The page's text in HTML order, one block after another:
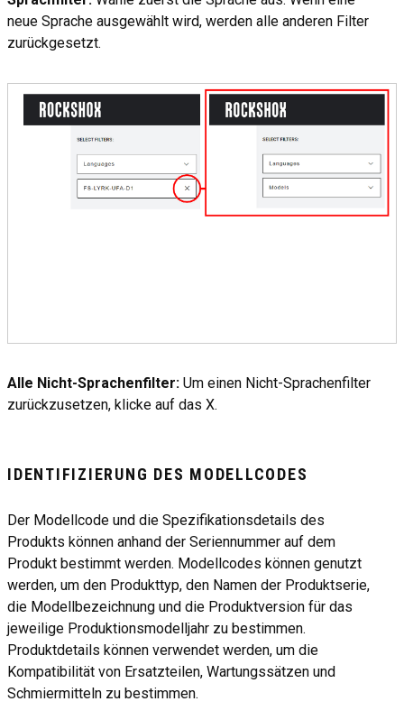
neue Sprache ausgewählt wird, werden alle anderen Filter
zurückgesetzt.
Alle Nicht-Sprachenfilter: Um einen Nicht-Sprachenfilter
zurückzusetzen, klicke auf das X.
IDENTIFIZIERUNG DES MODELLCODES
Der Modellcode und die Spezifikationsdetails des
Produkts können anhand der Seriennummer auf dem
Produkt bestimmt werden. Modellcodes können genutzt
werden, um den Produkttyp, den Namen der Produktserie,
die Modellbezeichnung und die Produktversion für das
jeweilige Produktionsmodelljahr zu bestimmen.
Produktdetails können verwendet werden, um die
Kompatibilität von Ersatzteilen, Wartungssätzen und
Schmiermitteln zu bestimmen.